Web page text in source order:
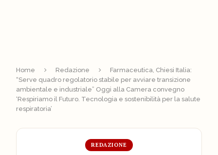
Home Redazione
Farmaceutica, Chiesi Italia:
“Serve quadro regolatorio stabile per avviare transizione
ambientale e industriale” Oggi alla Camera convegno
‘Respiriamo il Futuro. Tecnologia e sostenibilità per la salute
respiratoria’
REDAZIONE